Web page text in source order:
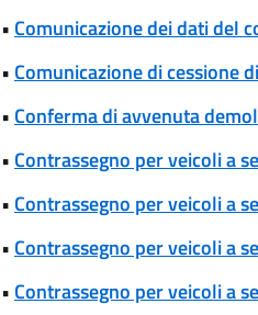
• Comunicazione dei dati del
• Comunicazione di cessione
• Conferma di avvenuta
• Contrassegno per veicoli a
• Contrassegno per veicoli a
• Contrassegno per veicoli a
• Contrassegno per veicoli a